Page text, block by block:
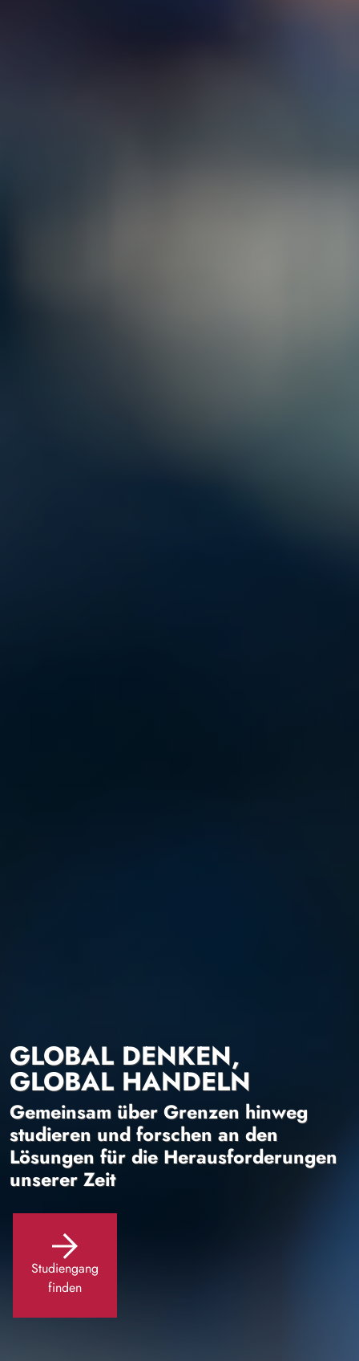
GLOBAL DENKEN,
GLOBAL HANDELN
Gemeinsam über Grenzen hinweg
studieren und forschen an den
Lösungen für die Herausforderungen
unserer Zeit
Studiengang
finden